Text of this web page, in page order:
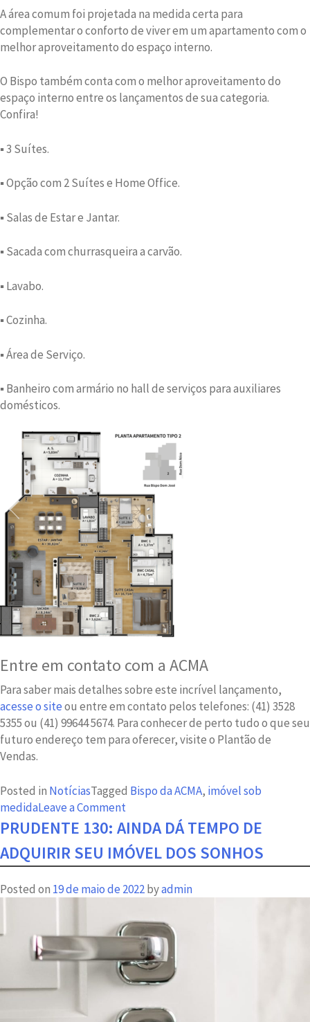
A área comum foi projetada na medida certa para
complementar o conforto de viver em um apartamento com o
melhor aproveitamento do espaço interno.
O Bispo também conta com o melhor aproveitamento do
espaço interno entre os lançamentos de sua categoria.
Confira!
▪ 3 Suítes.
▪ Opção com 2 Suítes e Home Office.
▪ Salas de Estar e Jantar.
▪ Sacada com churrasqueira a carvão.
▪ Lavabo.
▪ Cozinha.
▪ Área de Serviço.
▪ Banheiro com armário no hall de serviços para auxiliares
domésticos.
Entre em contato com a ACMA
Para saber mais detalhes sobre este incrível lançamento,
acesse o siteou entre em contato pelos telefones: (41) 3528
5355 ou (41) 99644 5674. Para conhecer de perto tudo o que seu
futuro endereço tem para oferecer, visite o Plantão de
Vendas.
Posted in NotíciasTagged Bispo da ACMA, imóvel sob
medidaLeave a Comment
Já
morar
um
sob
medida
para
você?
PRUDENTE 130: AINDA DÁ TEMPO DE
ADQUIRIR SEU IMÓVEL DOS SONHOS
Posted on 19 de maio de 2022byadmin